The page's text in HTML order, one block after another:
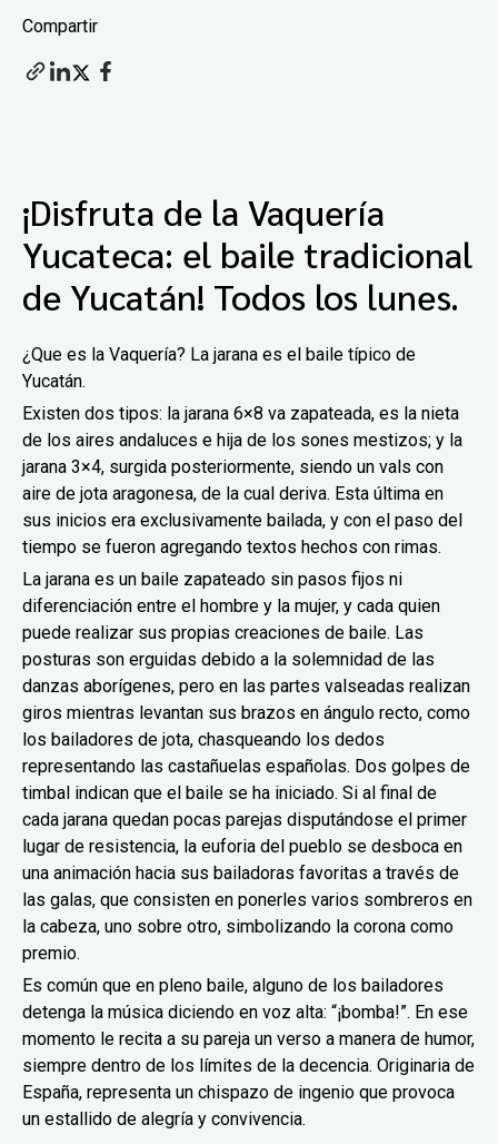
Compartir
¡Disfruta de la Vaquería
Yucateca: el baile tradicional
de Yucatán! Todos los lunes.
¿Que es la Vaquería? La jarana es el baile típico de
Yucatán.
Existen dos tipos: la jarana 6×8 va zapateada, es la nieta
de los aires andaluces e hija de los sones mestizos; y la
jarana 3×4, surgida posteriormente, siendo un vals con
aire de jota aragonesa, de la cual deriva. Esta última en
sus inicios era exclusivamente bailada, y con el paso del
tiempo se fueron agregando textos hechos con rimas.
La jarana es un baile zapateado sin pasos fijos ni
diferenciación entre el hombre y la mujer, y cada quien
puede realizar sus propias creaciones de baile. Las
posturas son erguidas debido a la solemnidad de las
danzas aborígenes, pero en las partes valseadas realizan
giros mientras levantan sus brazos en ángulo recto, como
los bailadores de jota, chasqueando los dedos
representando las castañuelas españolas. Dos golpes de
timbal indican que el baile se ha iniciado. Si al final de
cada jarana quedan pocas parejas disputándose el primer
lugar de resistencia, la euforia del pueblo se desboca en
una animación hacia sus bailadoras favoritas a través de
las galas, que consisten en ponerles varios sombreros en
la cabeza, uno sobre otro, simbolizando la corona como
premio.
Es común que en pleno baile, alguno de los bailadores
detenga la música diciendo en voz alta: “¡bomba!”. En ese
momento le recita a su pareja un verso a manera de humor,
siempre dentro de los límites de la decencia. Originaria de
España, representa un chispazo de ingenio que provoca
un estallido de alegría y convivencia.